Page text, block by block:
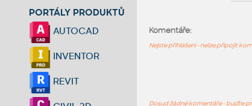
PORTÁLY PRODUKTŮ
AUTOCAD
INVENTOR
REVIT
Komentáře:
Nejste přihlášeni - nelze připojit
Dosud žádné komentáře - buďte